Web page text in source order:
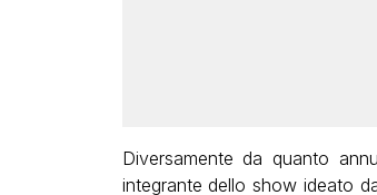
Diversamente da quanto
integrante dello show ideato